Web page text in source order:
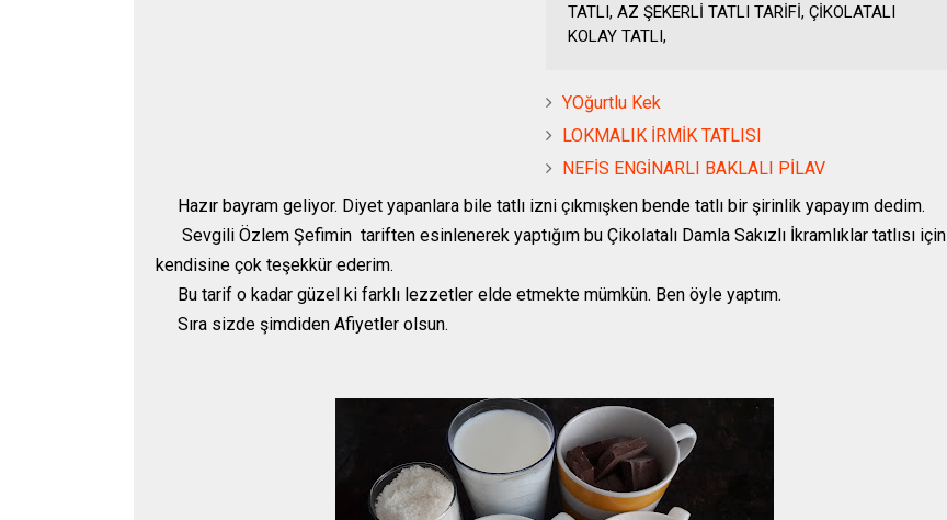
TATLI, AZ ŞEKERLİ TATLI TARİFİ, ÇİKOLATALI
KOLAY TATLI,
YOğurtlu Kek
LOKMALIK İRMİK TATLISI
NEFİS ENGİNARLI BAKLALI PİLAV
Hazır bayram geliyor. Diyet yapanlara bile tatlı izni çıkmışken bende tatlı bir şirinlik yapayım dedim.
Sevgili Özlem Şefimin tariften esinlenerek yaptığım bu Çikolatalı Damla Sakızlı İkramlıklar tatlısı için
kendisine çok teşekkür ederim.
Bu tarif o kadar güzel ki farklı lezzetler elde etmekte mümkün. Ben öyle yaptım.
Sıra sizde şimdiden Afiyetler olsun.